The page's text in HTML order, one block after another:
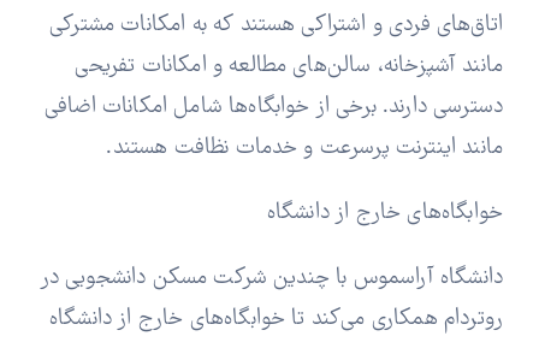
اتاق‌های فردی و اشتراکی هستند که به امکانات مشترکی
مانند آشپزخانه، سالن‌های مطالعه و امکانات تفریحی
دسترسی دارند. برخی از خوابگاه‌ها شامل امکانات اضافی
مانند اینترنت پرسرعت و خدمات نظافت هستند.
خوابگاه‌های خارج از دانشگاه
دانشگاه آراسموس با چندین شرکت مسکن دانشجویی در
روتردام همکاری می‌کند تا خوابگاه‌های خارج از دانشگاه